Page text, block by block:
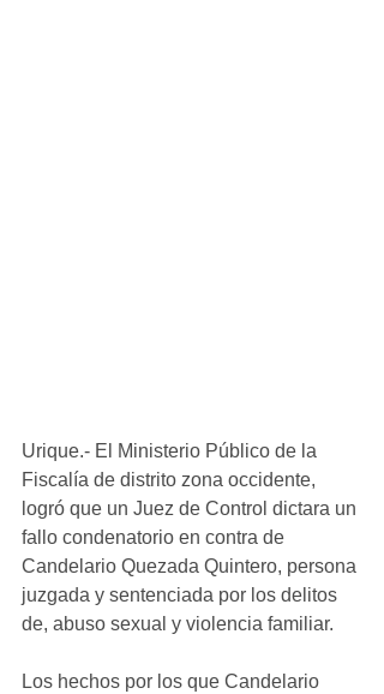
Urique.- El Ministerio Público de la
Fiscalía de distrito zona occidente,
logró que un Juez de Control dictara un
fallo condenatorio en contra de
Candelario Quezada Quintero, persona
juzgada y sentenciada por los delitos
de, abuso sexual y violencia familiar.
Los hechos por los que Candelario